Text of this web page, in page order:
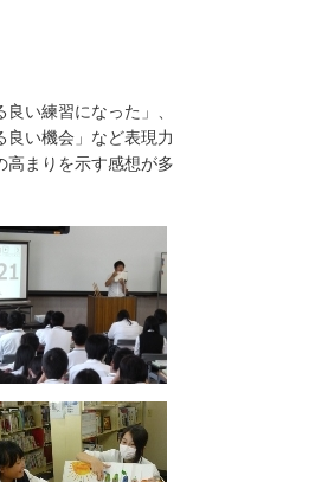
い練習になった」、
良い機会」など表現力
高まりを示す感想が多